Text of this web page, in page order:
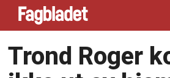
Trond Roger